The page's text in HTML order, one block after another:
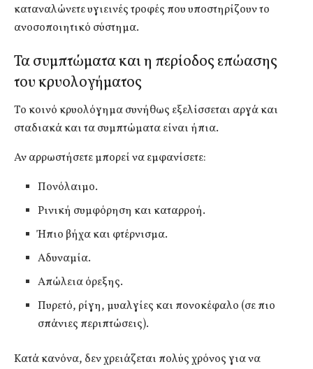
καταναλώνετε υγιεινές τροφές που υποστηρίζουν το
ανοσοποιητικό σύστημα.
Τα συμπτώματα και η περίοδος επώασης
του κρυολογήματος
Το κοινό κρυολόγημα συνήθως εξελίσσεται αργά και
σταδιακά και τα συμπτώματα είναι ήπια.
Αν αρρωστήσετε μπορεί να εμφανίσετε:
Πονόλαιμο.
Ρινική συμφόρηση και καταρροή.
Ήπιο βήχα και φτέρνισμα.
Αδυναμία.
Απώλεια όρεξης.
Πυρετό, ρίγη, μυαλγίες και πονοκέφαλο (σε πιο
σπάνιες περιπτώσεις).
Κατά κανόνα, δεν χρειάζεται πολύς χρόνος για να